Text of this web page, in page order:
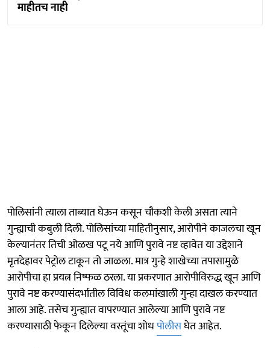
माहीतच नाही
पोलिसांनी त्याला ताब्यात घेऊन कसून चौकशी केली असता त्याने
गुन्ह्याची कबुली दिली. पोलिसांच्या माहितीनुसार, आरोपीने काजलचा खून
केल्यानंतर तिची ओळख पटू नये आणि पुरावे नष्ट व्हावेत या उद्देशाने
मृतदेहावर पेट्रोल टाकून तो जाळला. मात्र गुन्हे शाखेच्या तपासामुळे
आरोपीचा हा प्रयत्न निष्फळ ठरला. या प्रकरणात आरोपीविरुद्ध खून आणि
पुरावे नष्ट करण्यासंदर्भातील विविध कलमांखाली गुन्हा दाखल करण्यात
आला आहे. तसेच गुन्ह्यात वापरण्यात आलेल्या आणि पुरावे नष्ट
करण्यासाठी फेकून दिलेल्या वस्तूंचा शोधपोलीसघेत आहेत.